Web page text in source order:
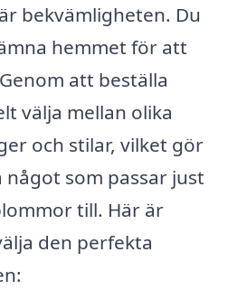
bekvämligheten. Du
hemmet för att
att beställa
välja mellan olika
och stilar, vilket gör
som passar just
till. Här är
den perfekta